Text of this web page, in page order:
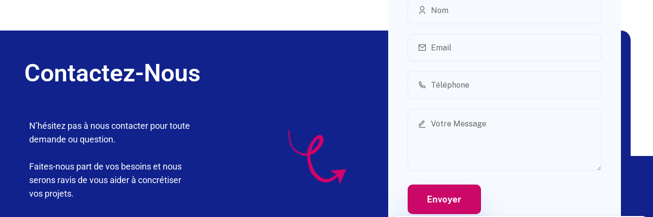
Contactez-Nous
N’hésitez pas à nous contacter pour toute
demande ou question.
Faites-nous part de vos besoins et nous
serons ravis de vous aider à concrétiser
vos projets.